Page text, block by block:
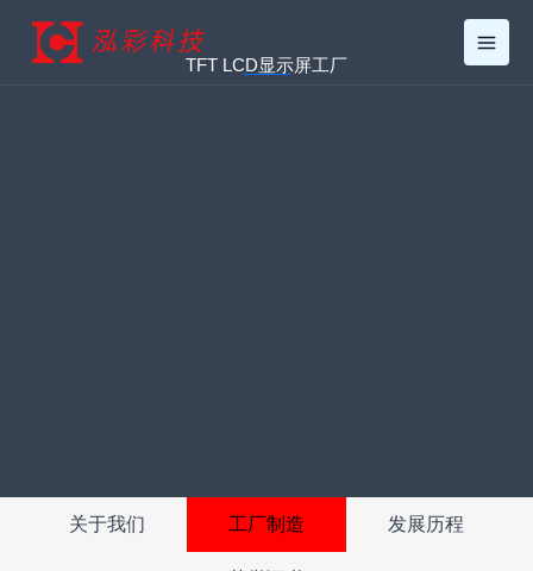
TFT LCD显示屏工厂
关于我们 工厂制造 发展历程